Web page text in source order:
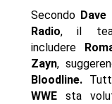
Secondo
Radio, il
includere
Zayn,
Bloodline.
WWEsta